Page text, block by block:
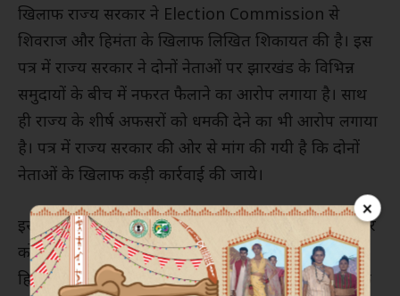
×
खिलाफ राज्य सरकार ने Election Commission से
शिवराज और हिमंता के खिलाफ लिखित शिकायत की है। इस
पत्र में राज्य सरकार ने दोनों नेताओं पर झारखंड के विभिन्न
समुदायों के बीच में नफरत फैलाने का आरोप लगाया है। साथ
ही राज्य के शीर्ष अफसरों को धमकी देने का भी आरोप लगाया
है। पत्र में राज्य सरकार की ओर से मांग की गयी है कि दोनों
नेताओं के खिलाफ कड़ी कार्रवाई की जाये।
इस संबध में सरकार के प्रधान सचिव वंदना डाडेल ने दो सितंबर
को पत्र चुनाव आयोग को लिखा गया है। इसमें कहा है कि
हिमंता बिस्वा सरमा ने झूठे बयान दिये। ऐसे बयान से राज्य के